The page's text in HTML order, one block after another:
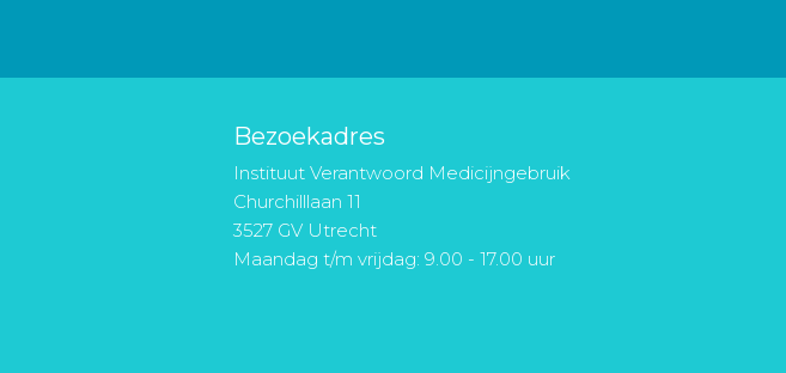
Bezoekadres
Instituut Verantwoord Medicijngebruik
Churchilllaan 11
3527 GV Utrecht
Maandag t/m vrijdag: 9.00 - 17.00 uur